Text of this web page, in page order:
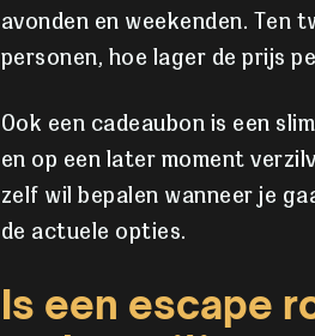
avonden en weekenden. Ten
personen, hoe lager de prijs
Ook een cadeaubon is een
en op een later moment
zelf wil bepalen wanneer je
de actuele opties.
Is een escape